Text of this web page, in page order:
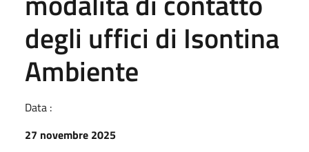
degli uffici di Isontina
Ambiente
Data :
27 novembre 2025